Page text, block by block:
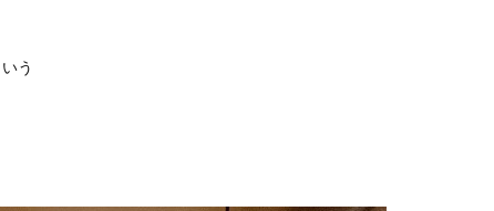
う